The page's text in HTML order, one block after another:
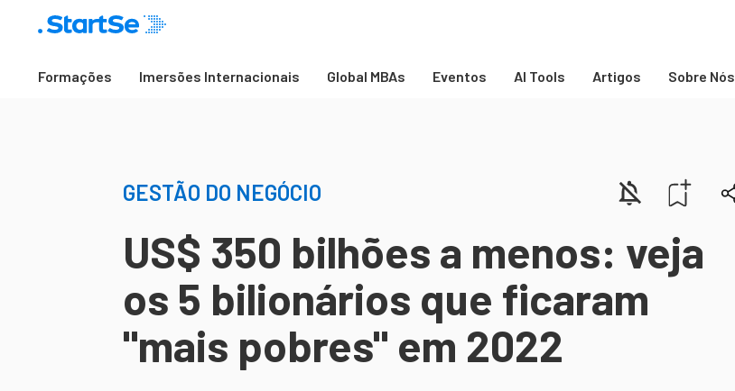
Formações Imersões Internacionais Global MBAs Eventos AI Tools Artigos Sobre Nós
GESTÃO DO NEGÓCIO
US$ 350 bilhões a menos: veja
os 5 bilionários que ficaram
"mais pobres" em 2022